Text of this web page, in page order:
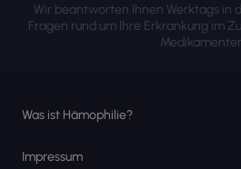
Was ist Hämophilie?
Impressum
Wir beantworten Ihnen Werktags in
Fragen rund um Ihre Erkrankung im